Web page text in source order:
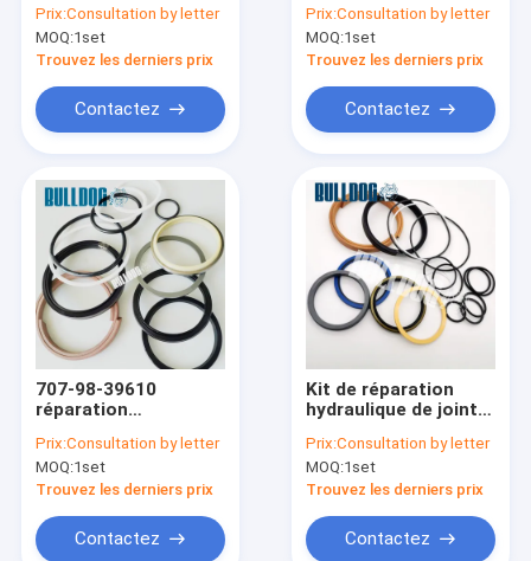
Produits
A propos de nous
Visite d'usine
Contrôle de la qualité
nouvelles
Demande de soumission
hydraulique Kit
Multipurpose
Steering Cylinder
Prix:Consultation by letter
MOQ:1set
Trouvez les derniers prix
Contactez
de cylindre d'unité
centrale KOMATSU
PC200LC-3 de NBR
Prix:Consultation by letter
MOQ:1set
Trouvez les derniers prix
Contactez
707-98-39610
réparation
PC210NLC-8K
PC230NHD-8K de
joint de cylindre de
Prix:Consultation by letter
MOQ:1set
Trouvez les derniers prix
Contactez
Kit de réparation
hydraulique de joint
d'ascenseur du
bouteur D155A-3
D155A-5 707-98-
Prix:Consultation by letter
MOQ:1set
Trouvez les derniers prix
Contactez